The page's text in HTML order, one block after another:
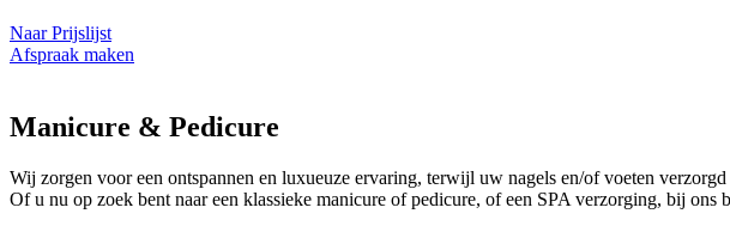
Naar Prijslijst
Afspraak maken
Manicure & Pedicure
Wij zorgen voor een ontspannen en luxueuze ervaring, terwijl uw nagels en/of voeten
Of u nu op zoek bent naar een klassieke manicure of pedicure, of een SPA verzorging, bij